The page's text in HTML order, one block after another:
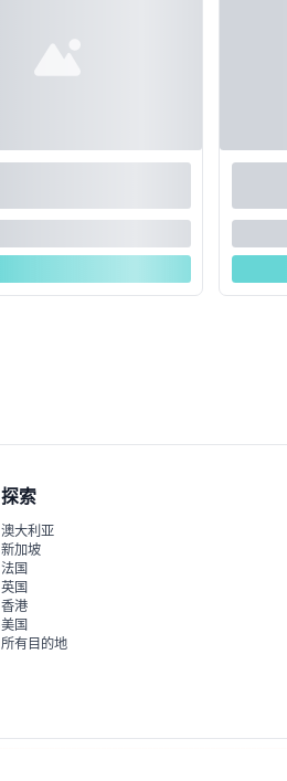
探索
澳大利亚
新加坡
法国
英国
香港
美国
所有目的地